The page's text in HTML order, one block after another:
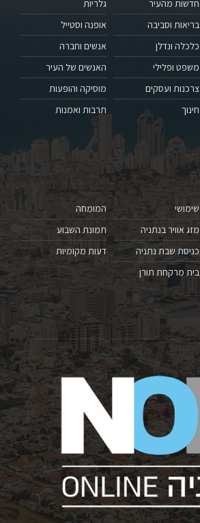
חדשות מהעיר
בריאות וסביבה
כלכלה ונדלן
משפט ופלילי
צרכנות ועסקים
חינוך
גלריות
אופנה וסטייל
אנשים וחברה
האנשים של העיר
מוסיקה והופעות
תרבות ואמנות
שימושי
מזג אוויר בנתניה
כניסת שבת נתניה
בית מרקחת תורן
המומחה
תמונת השבוע
דעות מקומיות